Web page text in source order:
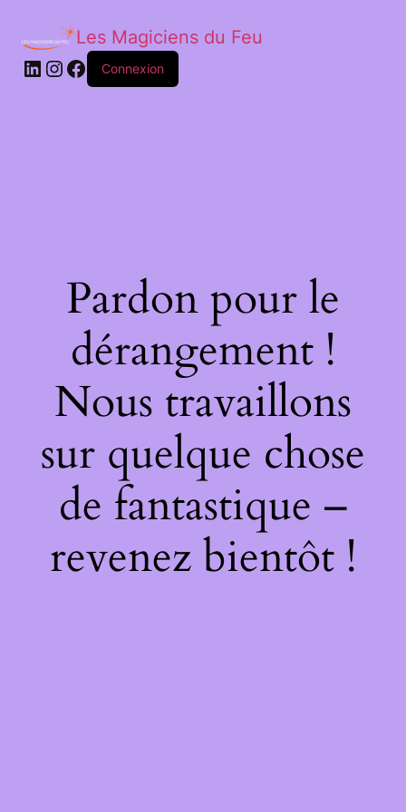
Les Magiciens du Feu
LinkedIn
Instagram
Facebook
Connexion
Pardon pour le
dérangement !
Nous travaillons
sur quelque chose
de fantastique –
revenez bientôt !